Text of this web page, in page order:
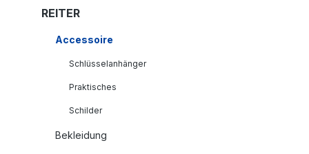
REITER
Accessoire
Schlüsselanhänger
Praktisches
Schilder
Bekleidung